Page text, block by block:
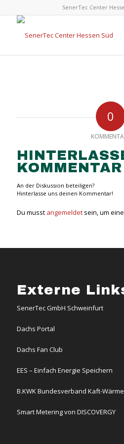
SenerTec Center
0
KOMMENTAR
An der Diskussion beteiligen?
Hinterlasse uns deinen Kommentar!
Du musst angemeldetsein, um
Externe
SenerTec GmbH Schweinfurt
Dachs Portal
Dachs Fan Club
EES – Einfach Energie Speichern
B.KWK Bundesverband Kaft-
Smart Metering von DISCOVERGY